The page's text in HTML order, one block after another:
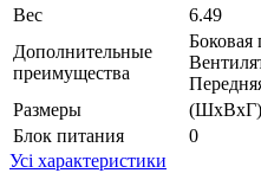
Вес
6.49
Дополнительные
преимущества
Боковая
Размеры
(ШxВxГ):
Блок питания
0
Усі характеристики